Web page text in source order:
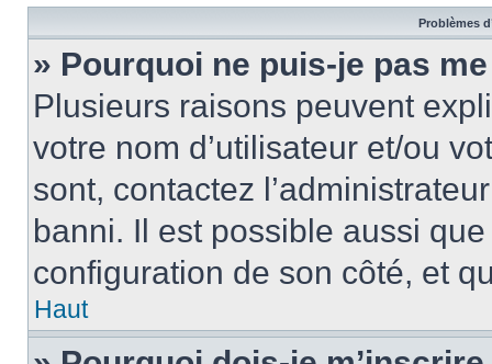
Problèmes
» Pourquoi ne puis-je pas
Plusieurs raisons peuvent
votre nom d’utilisateur et/ou
sont, contactez
banni. Il est possible aussi
configuration de son côté, et
Haut